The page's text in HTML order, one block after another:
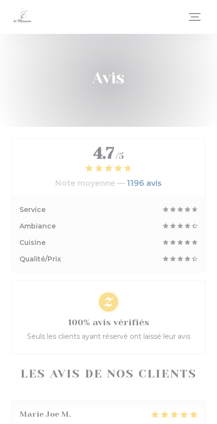
Avis
LES AVIS DE NOS CLIENTS
Marie Joe M
4.7 /5
Note moyenne — 1196 avis
Service
Ambiance
Cuisine
Qualité/Prix
100% avis vérifiés
Seuls les clients ayant réservé ont laissé leur avis